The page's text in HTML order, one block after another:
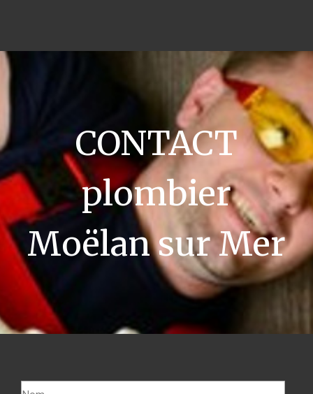
CONTACT
plombier
Moëlan sur Mer